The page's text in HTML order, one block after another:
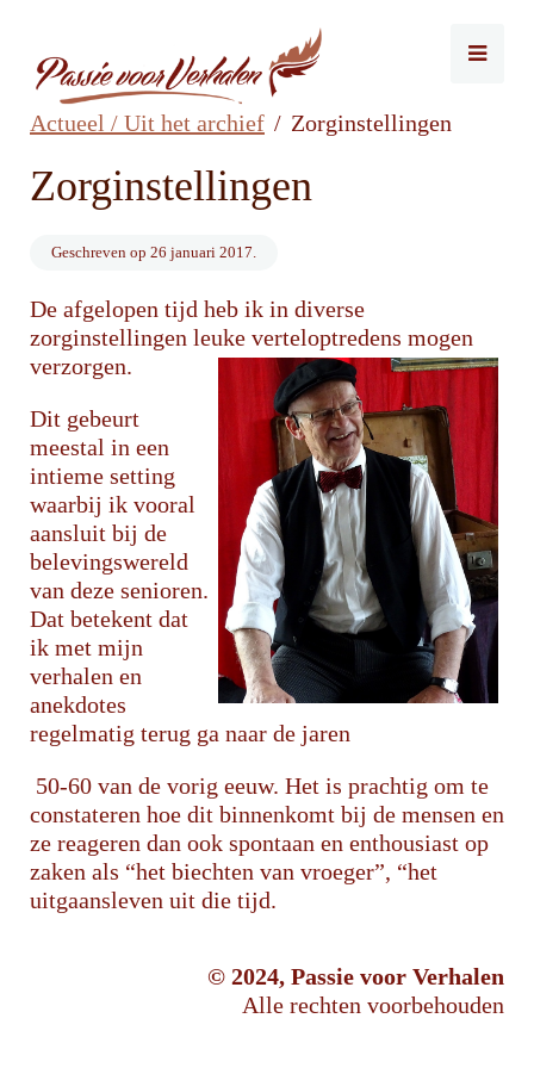
Actueel / Uit het archief Zorginstellingen
Zorginstellingen
Geschreven op 26 januari 2017.
De afgelopen tijd heb ik in diverse
zorginstellingen leuke verteloptredens mogen
verzorgen.
Dit gebeurt
meestal in een
intieme setting
waarbij ik vooral
aansluit bij de
belevingswereld
van deze senioren.
Dat betekent dat
ik met mijn
verhalen en
anekdotes
regelmatig terug ga naar de jaren
50-60 van de vorig eeuw. Het is prachtig om te
constateren hoe dit binnenkomt bij de mensen en
ze reageren dan ook spontaan en enthousiast op
zaken als “het biechten van vroeger”, “het
uitgaansleven uit die tijd.
© 2024, Passie voor Verhalen
Alle rechten voorbehouden